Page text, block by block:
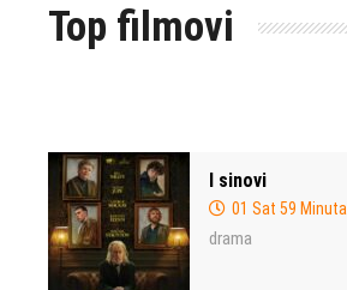
Top filmovi
I sinovi
01 Sat 59 Minuta
drama